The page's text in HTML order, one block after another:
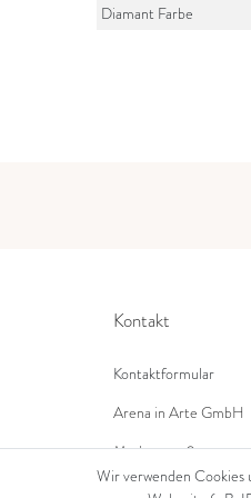
Diamant Farbe
Kontakt
Kontaktformular
Arena in Arte GmbH
Marktgasse 2,
8600 Dübendorf
Wir verwenden Cookies